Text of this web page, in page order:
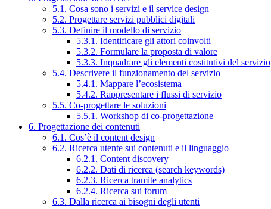
5.1. Cosa sono i servizi e il service design
5.2. Progettare servizi pubblici digitali
5.3. Definire il modello di servizio
5.3.1. Identificare gli attori coinvolti
5.3.2. Formulare la proposta di valore
5.3.3. Inquadrare gli elementi costitutivi del servizio
5.4. Descrivere il funzionamento del servizio
5.4.1. Mappare l’ecosistema
5.4.2. Rappresentare i flussi di servizio
5.5. Co-progettare le soluzioni
5.5.1. Workshop di co-progettazione
6. Progettazione dei contenuti
6.1. Cos’è il content design
6.2. Ricerca utente sui contenuti e il linguaggio
6.2.1. Content discovery
6.2.2. Dati di ricerca (search keywords)
6.2.3. Ricerca tramite analytics
6.2.4. Ricerca sui forum
6.3. Dalla ricerca ai bisogni degli utenti